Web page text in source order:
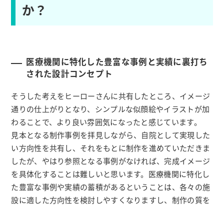
か？
医療機関に特化した豊富な事例と実績に裏打ち
された設計コンセプト
そうした考えをヒーローさんに共有したところ、イメージ
通りの仕上がりとなり、シンプルな似顔絵やイラストが加
わることで、より良い雰囲気になったと感じています。
見本となる制作事例を拝見しながら、自院として実現した
い方向性を共有し、それをもとに制作を進めていただきま
したが、やはり参照となる事例がなければ、完成イメージ
を具体化することは難しいと思います。医療機関に特化し
た豊富な事例や実績の蓄積があるということは、各々の施
設に適した方向性を検討しやすくなりますし、制作の質を